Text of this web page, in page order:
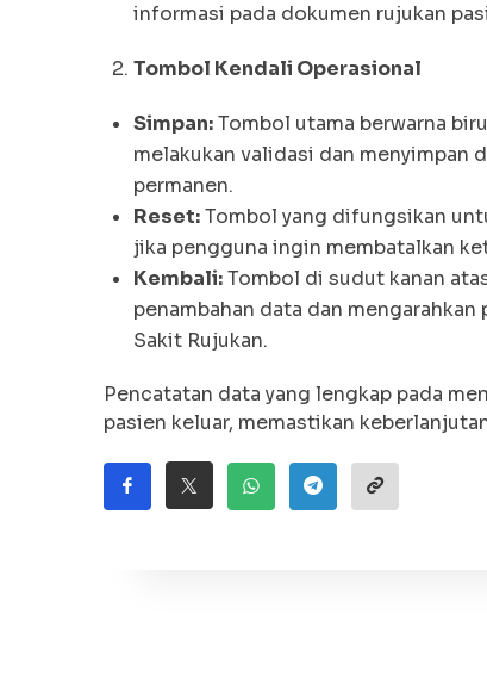
informasi pada dokumen rujukan
Tombol Kendali Operasional
Simpan:Tombol utama berwarna
melakukan validasi dan menyimpan
permanen.
Reset:Tombol yang difungsikan
jika pengguna ingin membatalkan
Kembali:Tombol di sudut kanan
penambahan data dan
Sakit Rujukan.
Pencatatan data yang lengkap pada
pasien keluar, memastikan